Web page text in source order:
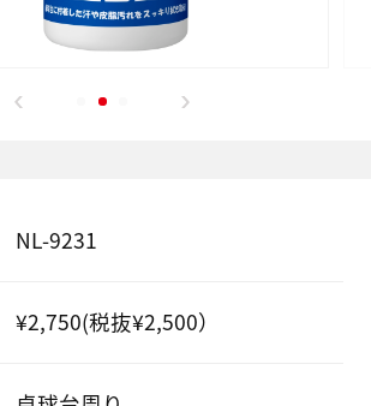
NL-9231
¥2,750(税抜¥2,500）